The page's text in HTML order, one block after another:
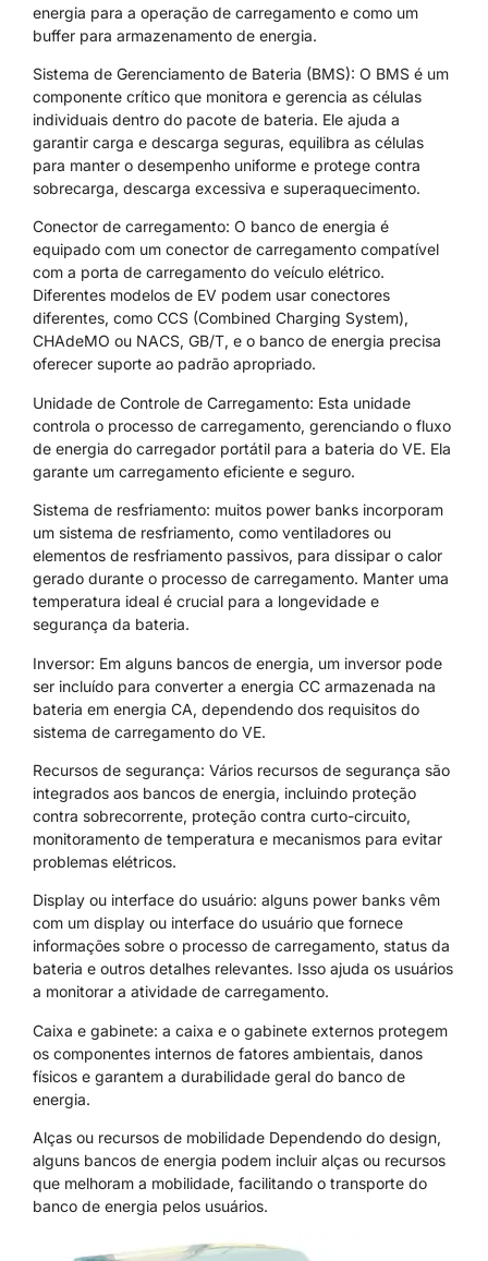
energia para a operação de carregamento e como um
buffer para armazenamento de energia.
Sistema de Gerenciamento de Bateria (BMS): O BMS é um
componente crítico que monitora e gerencia as células
individuais dentro do pacote de bateria. Ele ajuda a
garantir carga e descarga seguras, equilibra as células
para manter o desempenho uniforme e protege contra
sobrecarga, descarga excessiva e superaquecimento.
Conector de carregamento: O banco de energia é
equipado com um conector de carregamento compatível
com a porta de carregamento do veículo elétrico.
Diferentes modelos de EV podem usar conectores
diferentes, como CCS (Combined Charging System),
CHAdeMO ou NACS, GB/T, e o banco de energia precisa
oferecer suporte ao padrão apropriado.
Unidade de Controle de Carregamento: Esta unidade
controla o processo de carregamento, gerenciando o fluxo
de energia do carregador portátil para a bateria do VE. Ela
garante um carregamento eficiente e seguro.
Sistema de resfriamento: muitos power banks incorporam
um sistema de resfriamento, como ventiladores ou
elementos de resfriamento passivos, para dissipar o calor
gerado durante o processo de carregamento. Manter uma
temperatura ideal é crucial para a longevidade e
segurança da bateria.
Inversor: Em alguns bancos de energia, um inversor pode
ser incluído para converter a energia CC armazenada na
bateria em energia CA, dependendo dos requisitos do
sistema de carregamento do VE.
Recursos de segurança: Vários recursos de segurança são
integrados aos bancos de energia, incluindo proteção
contra sobrecorrente, proteção contra curto-circuito,
monitoramento de temperatura e mecanismos para evitar
problemas elétricos.
Display ou interface do usuário: alguns power banks vêm
com um display ou interface do usuário que fornece
informações sobre o processo de carregamento, status da
bateria e outros detalhes relevantes. Isso ajuda os usuários
a monitorar a atividade de carregamento.
Caixa e gabinete: a caixa e o gabinete externos protegem
os componentes internos de fatores ambientais, danos
físicos e garantem a durabilidade geral do banco de
energia.
Alças ou recursos de mobilidade Dependendo do design,
alguns bancos de energia podem incluir alças ou recursos
que melhoram a mobilidade, facilitando o transporte do
banco de energia pelos usuários.